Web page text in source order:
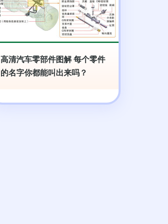
高清汽车零部件图解 每个零件
的名字你都能叫出来吗？